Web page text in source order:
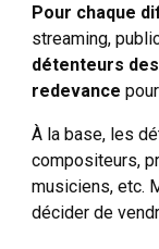
Pour chaque
streaming,
détenteurs
redevance
À la base, les
compositeurs,
musiciens, etc.
décider de